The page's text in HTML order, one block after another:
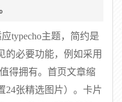
typecho主题，简约是
的必要功能，例如采用
得拥有。首页文章缩
24张精选图片）。卡片